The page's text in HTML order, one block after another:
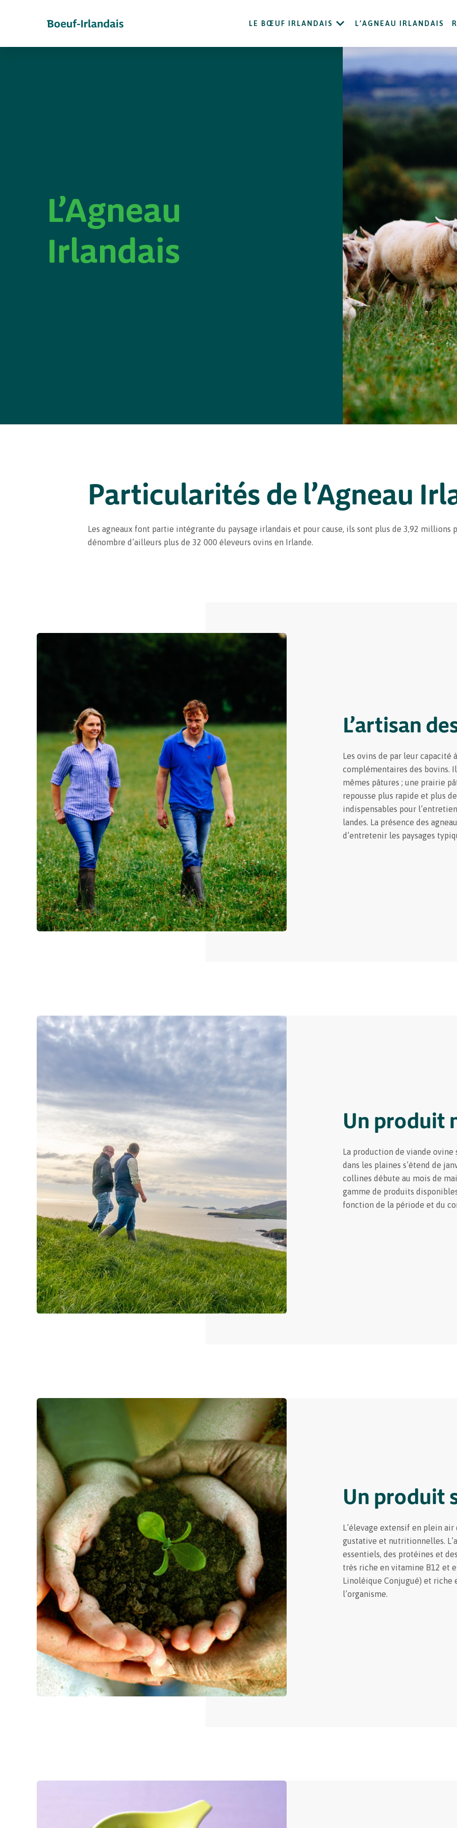
LE BŒUF IRLANDAIS L’AGNEAU IRLANDAIS
Pourquoi choisir l'irlande?
Contacter votre bureau local
L’Agneau
Irlandais
Particularités de l’Agneau
Les agneaux font partie intégrante du paysage irlandais et pour cause, ils sont plus de 3,92 millions
dénombre d’ailleurs plus de 32 000 éleveurs ovins en Irlande.
L’artisan
Les ovins de par leur capacité
complémentaires des bovins.
mêmes pâtures ; une prairie
repousse plus rapide et plus
indispensables pour
landes. La présence des
d’entretenir les paysages
Un produit
La production de viande ovine
dans les plaines s’étend de
collines débute au mois de
gamme de produits
fonction de la période et du
Un produit
L’élevage extensif en plein
gustative et nutritionnelles.
essentiels, des protéines et
très riche en vitamine B12 et
Linoléique Conjugué) et riche
l’organisme.